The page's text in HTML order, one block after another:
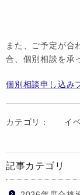
また、ご予定が合
合、個別相談を承
個別相談申し込み
カテゴリ： イ
記事カテゴリ